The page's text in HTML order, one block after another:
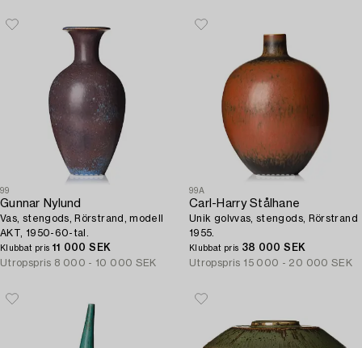
99
Gunnar Nylund
Vas, stengods, Rörstrand, modell
AKT, 1950-60-tal.
Klubbat pris 11 000 SEK
Utropspris 8 000 - 10 000 SEK
99A
Carl-Harry Stålhane
Unik golvvas, stengods, Rörstrand
1955.
Klubbat pris 38 000 SEK
Utropspris 15 000 - 20 000 SEK